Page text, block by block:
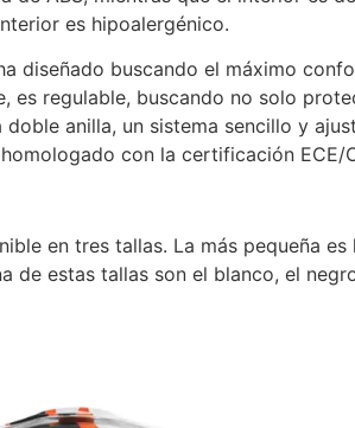
es hipoalergénico.
diseñado buscando el máximo
es regulable, buscando no solo
anilla, un sistema sencillo y
con la certificación ECE/
en tres tallas. La más pequeña
de estas tallas son el blanco, el